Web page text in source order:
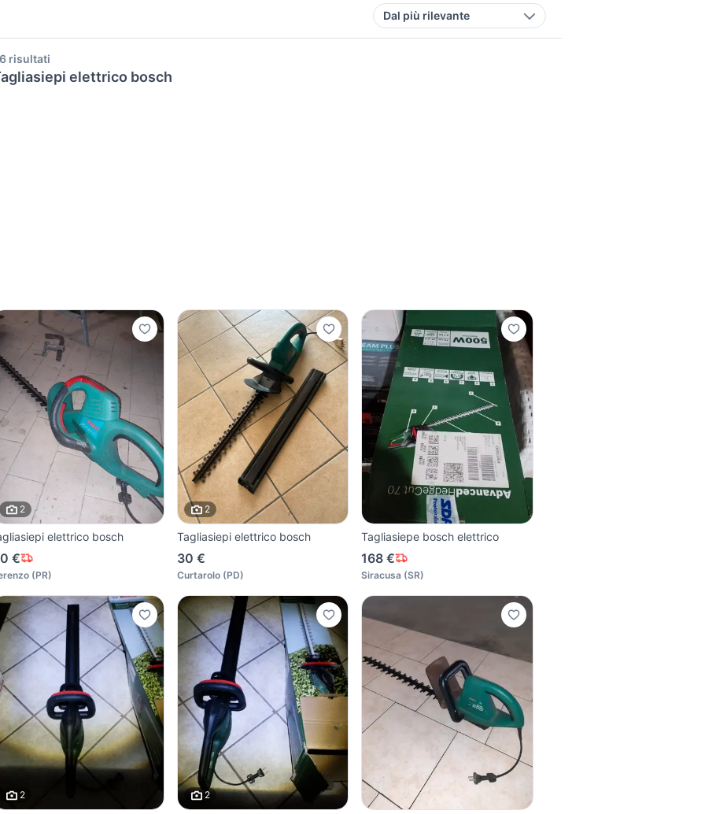
Dal più rilevante
risultati
elettrico bosch
2
elettrico bosch
€
(PR)
2
Tagliasiepi elettrico bosch
30 €
Curtarolo(PD)
Tagliasiepe bosch elettrico
168 €
Siracusa (SR)
2 2